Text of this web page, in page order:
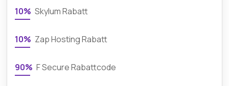
10% Skylum Rabatt
10% Zap Hosting Rabatt
90% F Secure Rabattcode